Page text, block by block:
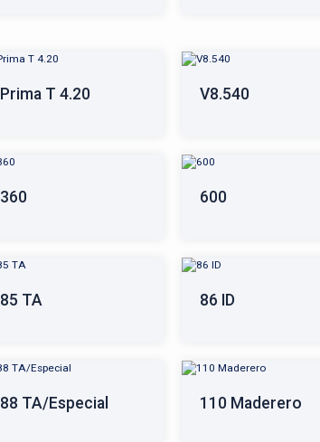
Prima T 4.20 V8.540
360 600
85 TA 86 ID
88 TA/Especial 110 Maderero